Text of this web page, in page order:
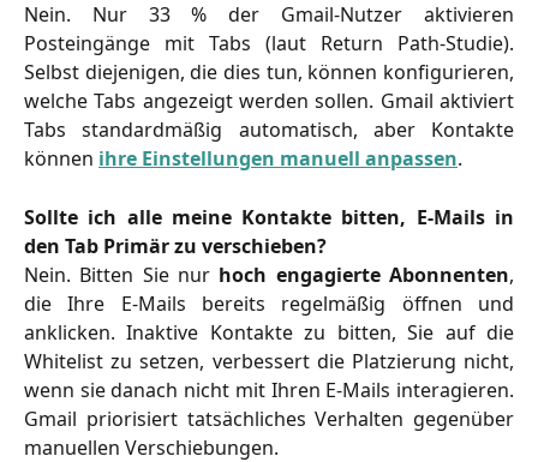
Nein. Nur 33 % der Gmail-Nutzer aktivieren
Posteingänge mit Tabs (laut Return Path-Studie).
Selbst diejenigen, die dies tun, können konfigurieren,
welche Tabs angezeigt werden sollen. Gmail aktiviert
Tabs standardmäßig automatisch, aber Kontakte
können ihre Einstellungen manuell anpassen.
Sollte ich alle meine Kontakte bitten, E-Mails in
den Tab Primär zu verschieben?
Nein. Bitten Sie nur hoch engagierte Abonnenten,
die Ihre E-Mails bereits regelmäßig öffnen und
anklicken. Inaktive Kontakte zu bitten, Sie auf die
Whitelist zu setzen, verbessert die Platzierung nicht,
wenn sie danach nicht mit Ihren E-Mails interagieren.
Gmail priorisiert tatsächliches Verhalten gegenüber
manuellen Verschiebungen.